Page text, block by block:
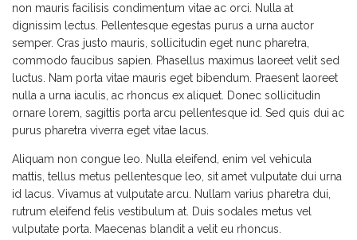
non mauris facilisis condimentum vitae ac orci. Nulla at
dignissim lectus. Pellentesque egestas purus a urna auctor
semper. Cras justo mauris, sollicitudin eget nunc pharetra,
commodo faucibus sapien. Phasellus maximus laoreet velit sed
luctus. Nam porta vitae mauris eget bibendum. Praesent laoreet
nulla a urna iaculis, ac rhoncus ex aliquet. Donec sollicitudin
ornare lorem, sagittis porta arcu pellentesque id. Sed quis dui ac
purus pharetra viverra eget vitae lacus.
Aliquam non congue leo. Nulla eleifend, enim vel vehicula
mattis, tellus metus pellentesque leo, sit amet vulputate dui urna
id lacus. Vivamus at vulputate arcu. Nullam varius pharetra dui,
rutrum eleifend felis vestibulum at. Duis sodales metus vel
vulputate porta. Maecenas blandit a velit eu rhoncus.